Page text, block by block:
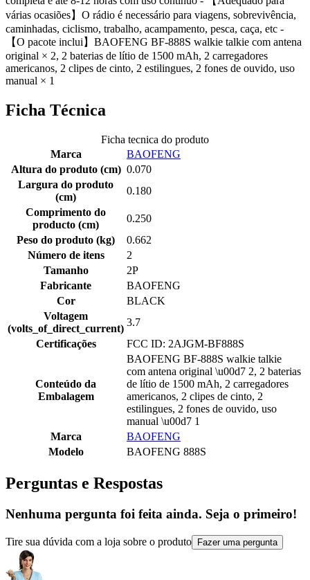
várias ocasiões】O rádio é necessário para viagens, sobrevivência,
caminhadas, ciclismo, trabalho, acampamento, pesca, caça, etc -
【O pacote inclui】BAOFENG BF-888S walkie talkie com antena
original × 2, 2 baterias de lítio de 1500 mAh, 2 carregadores
americanos, 2 clipes de cinto, 2 estilingues, 2 fones de ouvido, uso
manual × 1
Ficha Técnica
Ficha tecnica do produto
Marca
BAOFENG
Altura do produto (cm) 0.070
Largura do produto
(cm)
0.180
Comprimento do
producto (cm)
0.250
Peso do produto (kg)
0.662
Número de itens
2
Tamanho
2P
Fabricante
BAOFENG
Cor
BLACK
Voltagem
(volts_of_direct_current)
3.7
Certificações
FCC ID: 2AJGM-BF888S
Conteúdo da
Embalagem
BAOFENG BF-888S walkie talkie
com antena original \u00d7 2, 2 baterias
de lítio de 1500 mAh, 2 carregadores
americanos, 2 clipes de cinto, 2
estilingues, 2 fones de ouvido, uso
manual \u00d7 1
Marca
BAOFENG
Modelo
BAOFENG 888S
Perguntas e Respostas
Nenhuma pergunta foi feita ainda. Seja o primeiro!
Tire sua dúvida com a loja sobre o produto Fazer uma pergunta